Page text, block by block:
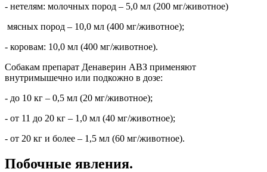
- нетелям: молочных пород – 5,0 мл (200 мг/животное)
мясных пород – 10,0 мл (400 мг/животное);
- коровам: 10,0 мл (400 мг/животное).
Собакам препарат Денаверин АВЗ применяют
внутримышечно или подкожно в дозе:
- до 10 кг – 0,5 мл (20 мг/животное);
- от 11 до 20 кг – 1,0 мл (40 мг/животное);
- от 20 кг и более – 1,5 мл (60 мг/животное).
Побочные явления.